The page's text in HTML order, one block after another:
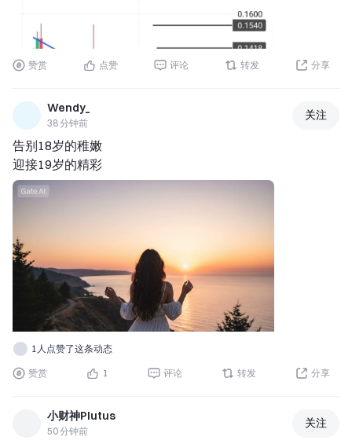
赞赏 点赞 评论 转发 分享
Wendy_
38 分钟前
关注
告别18岁的稚嫩
迎接19岁的精彩
1人点赞了这条动态
赞赏 1 评论 转发 分享
小财神Plutus
50 分钟前
关注